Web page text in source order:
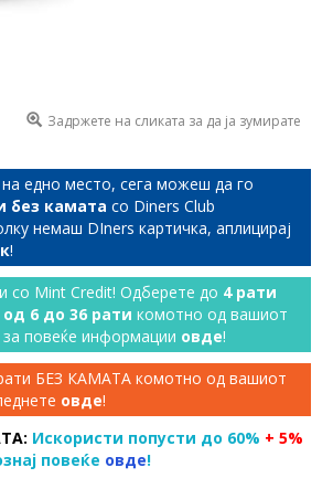
Задржете на сликата за да ја зумирате
едно место, сега можеш да го
без камата со Diners Club
немаш DIners картичка, аплицирај
!
со Mint Credit! Одберете до 4 рати
од 6 до 36 рати комотно од вашиот
повеќе информации овде!
БЕЗ КАМАТА комотно од вашиот
овде!
Искористи попусти до 60% + 5%
повеќе овде!